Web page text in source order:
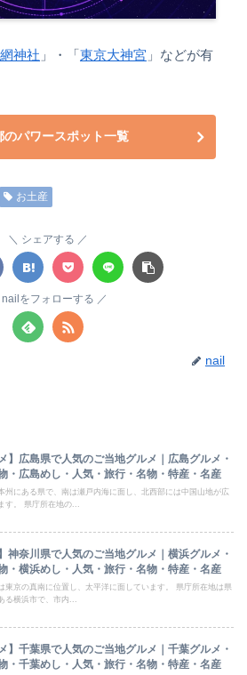
神社 」・「東京大神宮 」などが有
のパワースポット一覧
お土産
シェアする
nailをフォローする
nail
】広島県で人気のご当地グルメ｜広島グルメ・
・広島めし・人気・旅行・名物・特産・名産
州にある県で、南は瀬戸内海に面し、北西部には中国山地が広
がっています。 県庁所在地の...
神奈川県で人気のご当地グルメ｜横浜グルメ・
・横浜めし・人気・旅行・名物・特産・名産
京の真南に位置し、太平洋に面しています。 県庁所在地は県
る横浜市で、市内...
】千葉県で人気のご当地グルメ｜千葉グルメ・
・千葉めし・人気・旅行・名物・特産・名産